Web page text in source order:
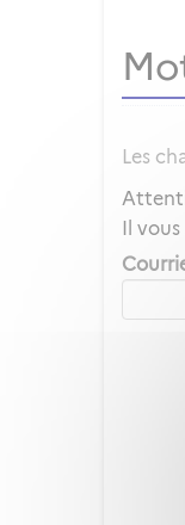
Les
Il